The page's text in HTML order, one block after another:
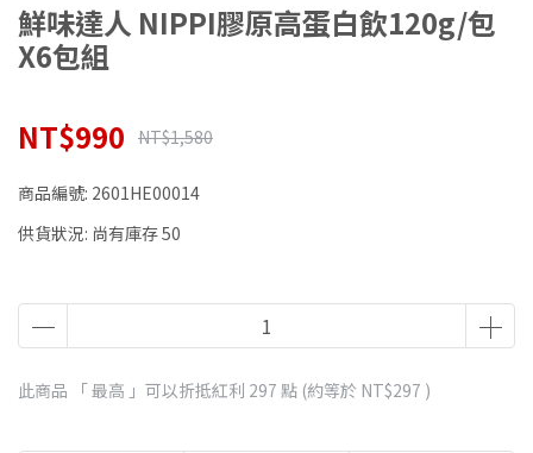
鮮味達人 NIPPI膠原高蛋白飲120g/包
X6包組
NT$990 NT$1,580
商品編號: 2601HE00014
供貨狀況: 尚有庫存 50
此商品 「 最高 」可以折抵紅利 297 點 (約等於 NT$297 )